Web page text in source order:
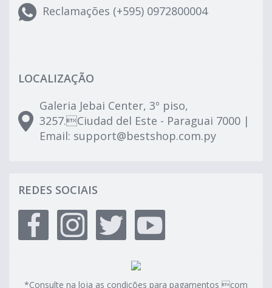
Reclamações (+595) 0972800004
LOCALIZAÇÃO
Galeria Jebai Center, 3º piso,
3257.Ciudad del Este - Paraguai 7000 |
Email: support@bestshop.com.py
REDES SOCIAIS
*Consulte na loja as condições para pagamentos com